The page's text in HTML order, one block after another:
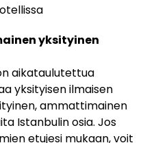
yksityinen
aikataulutettua
yksityisen ilmaisen
ammattimainen
Istanbulin osia. Jos
etujesi mukaan, voit